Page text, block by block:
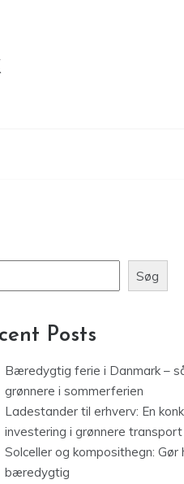
Søg
Posts
Bæredygtig ferie i Danmark –
grønnere i sommerferien
Ladestander til erhverv: En
investering i grønnere transport
Solceller og komposithegn: Gør
bæredygtig